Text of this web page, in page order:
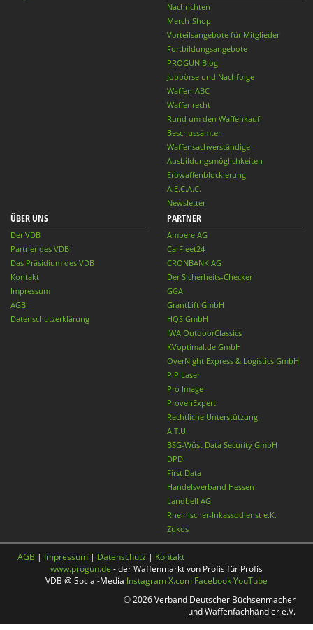
Nachrichten
Merch-Shop
Vorteilsangebote für Mitglieder
Fortbildungsangebote
PROGUN Blog
Jobbörse und Nachfolge
Waffen-ABC
Waffenrecht
Rund um den Waffenkauf
Beschussämter
Waffensachverständige
Ausbildungsmöglichkeiten
Erbwaffenblockierung
A.E.C.A.C.
Newsletter
ÜBER UNS
Der VDB
Partner des VDB
Das Präsidium des VDB
Kontakt
Impressum
AGB
Datenschutzerklärung
PARTNER
Ampere AG
CarFleet24
CRONBANK AG
Der Sicherheits-Checker
GGA
GrantLift GmbH
HQS GmbH
IWA OutdoorClassics
KVoptimal.de GmbH
OverNight Express & Logistics GmbH
PiP Laser
Pro Image
ProvenExpert
Rechtliche Unterstützung
A.T.U.
BSG-Wüst Data Security GmbH
DPD
First Data
Handelsverband Hessen
Landbell AG
Rheinischer-Inkassodienst e.K.
Zukos
AGB | Impressum | Datenschutz | Kontakt
www.progun.de - der Waffenmarkt von Profis für Profis
VDB @ Social-Media InstagramX.com FacebookYouTube
© 2026 Verband Deutscher Büchsenmacher
und Waffenfachhändler e.V.